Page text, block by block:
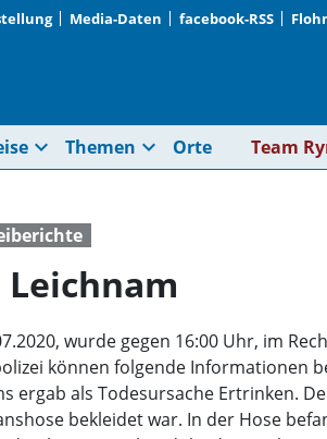
Media-Daten facebook-RSS
expand_more Themen expand_more Orte Team
wurde gegen 16:00 Uhr, im
können folgende Informationen
ergab als Todesursache Ertrinken.
bekleidet war. In der Hose